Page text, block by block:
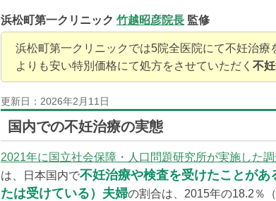
浜松町第一クリニック 竹越昭彦院長 監修
浜松町第一クリニックでは5院全医院にて不妊治
よりも安い特別価格にて処方をさせていただく 不
更新日： 2026年2月11日
国内での不妊治療の実態
2021年に国立社会保障・人口問題研究所が実施した調
は、日本国内で不妊治療や検査を受けたことがあ
たは受けている）夫婦の割合は、2015年の18.2％